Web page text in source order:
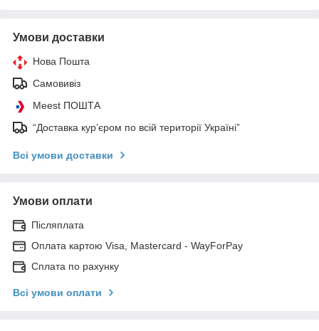
Умови доставки
Нова Пошта
Самовивіз
Meest ПОШТА
“Доставка кур’єром по всій території Україні”
Всі умови доставки
Умови оплати
Післяплата
Оплата картою Visa, Mastercard - WayForPay
Сплата по рахунку
Всі умови оплати